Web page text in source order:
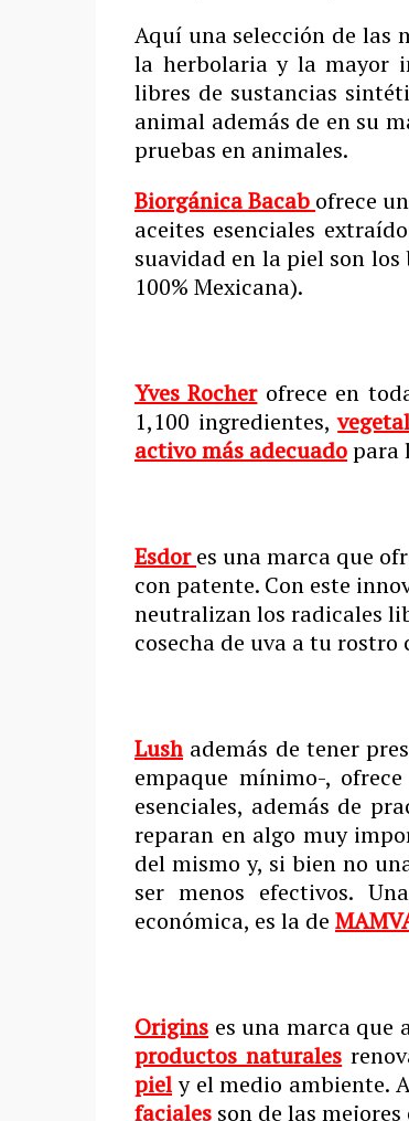
Aquí una selección de las
la herbolaria y la mayor
libres de sustancias
animal además de en su
pruebas en animales.
Biorgánica Bacab ofrece
aceites esenciales
suavidad en la piel son los
100% Mexicana).
Yves Rocherofrece en
1,100 ingredientes,
activo más adecuadopara
Esdor es una marca que
con patente. Con este
neutralizan los radicales
cosecha de uva a tu rostro
Lushademás de tener
empaque mínimo-,
esenciales, además de
reparan en algo muy
del mismo y, si bien no
ser menos efectivos.
económica, es la de
Origins es una marca que
productos naturales
piely el medio ambiente.
faciales son de las